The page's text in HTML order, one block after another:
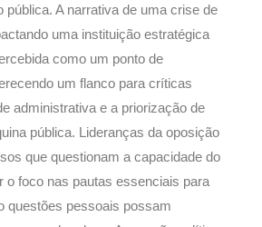
pública. A narrativa de uma crise de
uma instituição estratégica
como um ponto de
um flanco para críticas
administrativa e a priorização de
pública. Lideranças da oposição
que questionam a capacidade do
o foco nas pautas essenciais para
questões pessoais possam